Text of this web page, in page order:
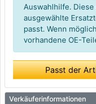
Auswahlhilfe.
ausgewählte
passt. Wenn
vorhandene OE-
Passt der
Verkäuferinformationen